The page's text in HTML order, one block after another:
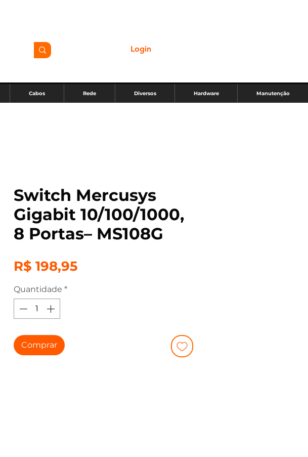
Login
Switch Mercusys
Gigabit 10/100/1000,
8 Portas– MS108G
R$ 198,95Preço
Quantidade *
Comprar
Cabos Rede Diversos Hardware Manutenção